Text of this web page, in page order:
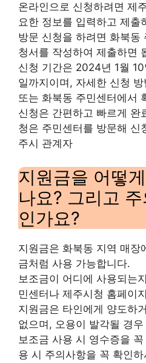
온라인으로 신청하려면 제
요한 정보를 입력하고 제출
방문 신청을 하려면 화북동
청서를 작성하여 제출하면
신청 기간은 2024년 1월
일까지이며, 자세한 신청
또는 화북동 주민센터에서
신청은 간편하고 빠르게 완
청은 주민센터를 방문해 신
주시 관계자
지원금을 어떻
나요? 그리고
인가요?
지원금은 화북동 지역 매장
금처럼 사용 가능합니다.
보조금이 어디에 사용되는
민센터나 제주시청 홈페이
지원금은 타인에게 양도하
없으며, 오용이 발각될 경
보조금 사용 시 영수증을
용 시 주의사항을 꼭 확인